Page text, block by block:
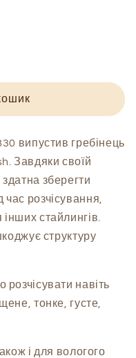
випустив гребінець
Завдяки своїй
зберегти
розчісування,
стайлингів.
структуру
навіть
тонке, густе,
і для вологого